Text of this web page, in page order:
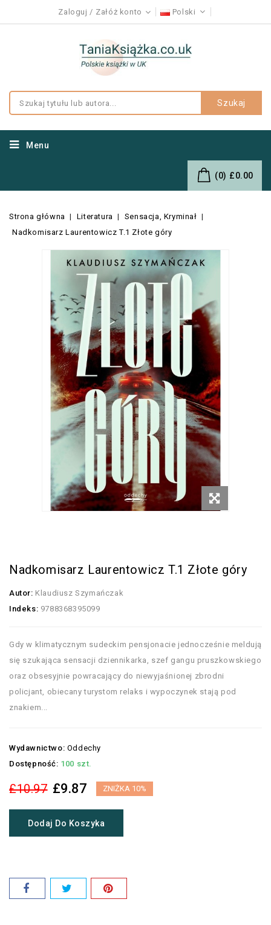
Zaloguj Załóż konto Polski
Szukaj
Menu
(0) £0.00
Strona główna Literatura
Sensacja, Kryminał
Nadkomisarz Laurentowicz T.1 Złote góry
Nadkomisarz Laurentowicz T.1 Złote góry
Autor: Klaudiusz Szymańczak
Indeks: 9788368395099
Gdy w klimatycznym sudeckim pensjonacie jednocześnie meldują
się szukająca sensacji dziennikarka, szef gangu pruszkowskiego
oraz obsesyjnie powracający do niewyjaśnionej zbrodni
policjant, obiecany turystom relaks i wypoczynek stają pod
znakiem...
Wydawnictwo: Oddechy
Dostępność: 100 szt.
£10.97 £9.87 ZNIŻKA 10%
Dodaj Do Koszyka